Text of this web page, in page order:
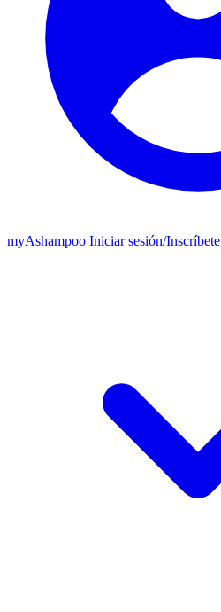
myAshampoo Iniciar sesión/Inscríbete